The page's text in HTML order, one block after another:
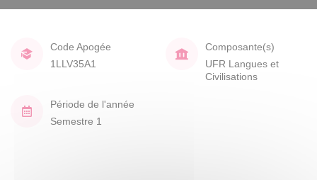
Code Apogée
1LLV35A1
Composante(s)
UFR Langues et
Civilisations
Période de l'année
Semestre 1